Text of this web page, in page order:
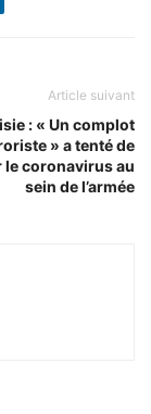
Article suivant
: « Un complot
» a tenté de
le coronavirus au
sein de l’armée